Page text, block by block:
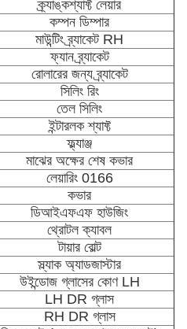
ক্র্যাঙ্কশ্যাফ্ট লেয়ার
কম্পন ডিম্পার
মাউন্টিং ব্র্যাকেট RH
ফ্যান ব্র্যাকেট
রোলারের জন্য ব্র্যাকেট
সিলিং রিং
তেল সিলিং
ইন্টারলক শ্যাফ্ট
ফ্ল্যাঞ্জ
মাঝের অক্ষের শেষ কভার
লেয়ারিং 0166
কভার
ডিআইএফএফ হাউজিং
থ্রোটল ক্যাবল
টায়ার বোল্ট
স্ল্যাক অ্যাডজাস্টার
উইন্ডোজ গ্লাসের কোণ LH
LH DR গ্লাস
RH DR গ্লাস